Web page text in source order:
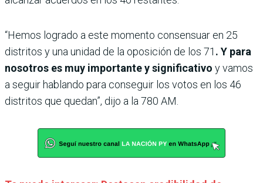
“Hemos logrado a este momento consensuar en 25
distritos y una unidad de la oposición de los 71 . Y para
nosotros es muy importante y significativo y vamos
a seguir hablando para conseguir los votos en los 46
distritos que quedan”, dijo a la 780 AM.